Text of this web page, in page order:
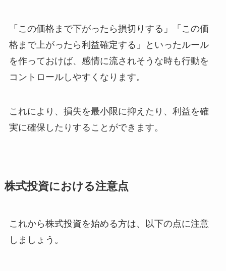
「この価格まで下がったら損切りする」「この価
格まで上がったら利益確定する」といったルール
を作っておけば、感情に流されそうな時も行動を
コントロールしやすくなります。
これにより、損失を最小限に抑えたり、利益を確
実に確保したりすることができます。
株式投資における注意点
これから株式投資を始める方は、以下の点に注意
しましょう。